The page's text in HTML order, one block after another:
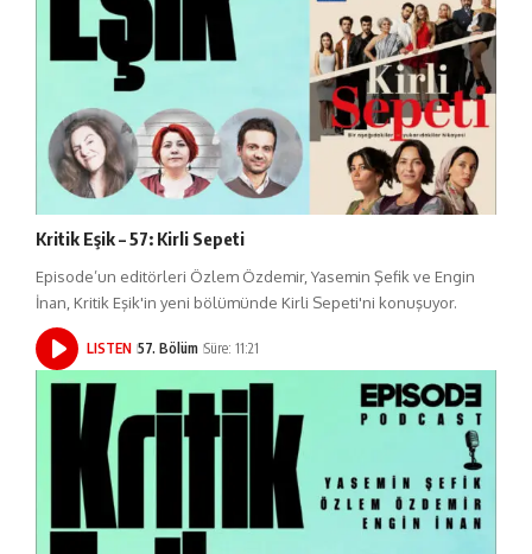
Kritik Eşik – 57: Kirli Sepeti
Episode’un editörleri Özlem Özdemir, Yasemin Şefik ve Engin
İnan, Kritik Eşik'in yeni bölümünde Kirli Sepeti'ni konuşuyor.
LISTEN 57. Bölüm Süre: 11:21